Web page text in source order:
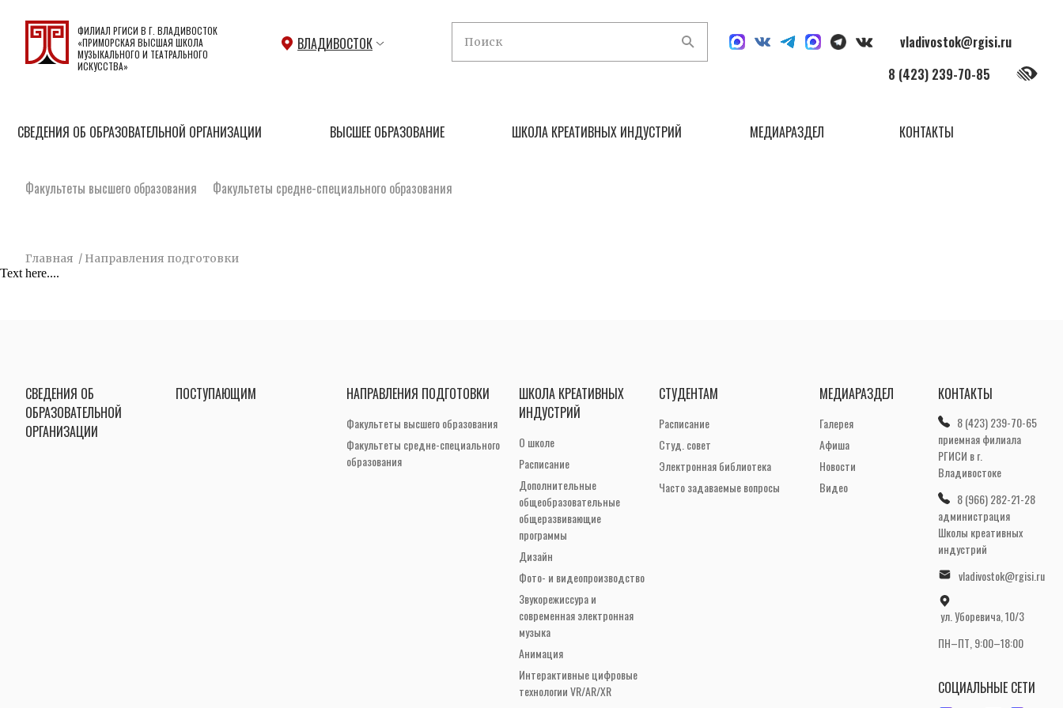
ФИЛИАЛ РГИСИ В Г. ВЛАДИВОСТОК
«ПРИМОРСКАЯ ВЫСШАЯ ШКОЛА
МУЗЫКАЛЬНОГО И ТЕАТРАЛЬНОГО
ИСКУССТВА»
ВЛАДИВОСТОК
vladivostok@rgisi.ru
8 (423) 239-70-85
СВЕДЕНИЯ ОБ ОБРАЗОВАТЕЛЬНОЙ ОРГАНИЗАЦИИ ВЫСШЕЕ ОБРАЗОВАНИЕ ШКОЛА КРЕАТИВНЫХ ИНДУСТРИЙ МЕДИАРАЗДЕЛ КОНТАКТЫ
Факультеты высшего образования Факультеты средне-специального образования
Главная / Направления подготовки
Text here....
СВЕДЕНИЯ ОБ
ОБРАЗОВАТЕЛЬНОЙ
ОРГАНИЗАЦИИ
ПОСТУПАЮЩИМ НАПРАВЛЕНИЯ ПОДГОТОВКИ
Факультеты высшего образования
Факультеты средне-специального
образования
ШКОЛА КРЕАТИВНЫХ
ИНДУСТРИЙ
О школе
Расписание
Дополнительные
общеобразовательные
общеразвивающие
программы
Дизайн
Фото- и видеопроизводство
Звукорежиссура и
современная электронная
музыка
Анимация
Интерактивные цифровые
технологии VR/AR/XR
СТУДЕНТАМ
Расписание
Студ. совет
Электронная библиотека
Часто задаваемые вопросы
МЕДИАРАЗДЕЛ
Галерея
Афиша
Новости
Видео
КОНТАКТЫ
8 (423) 239-70-65
приемная филиала
РГИСИ в г.
Владивостоке
8 (966) 282-21-28
администрация
Школы креативных
индустрий
vladivostok@rgisi.ru
ул. Уборевича, 10/3
ПН–ПТ, 9:00–18:00
СОЦИАЛЬНЫЕ СЕТИ